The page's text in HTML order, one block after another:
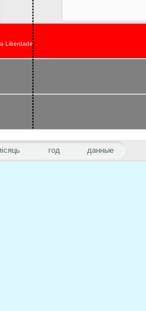
год данные
Liberdade